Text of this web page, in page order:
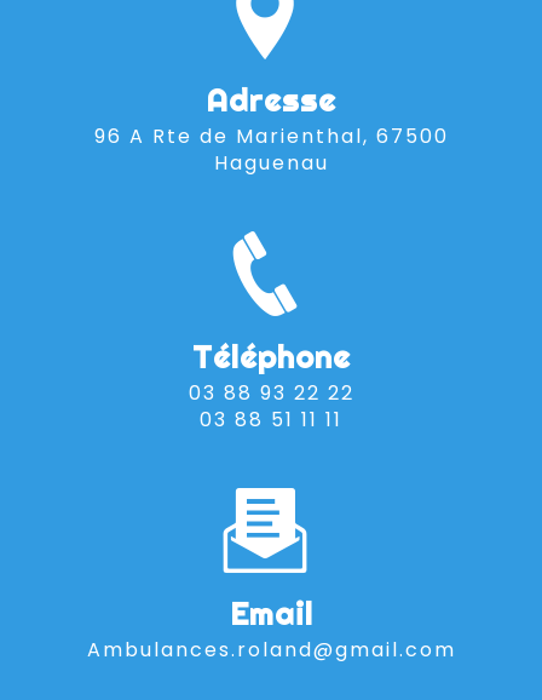
Adresse
96 A Rte de Marienthal, 67500
Haguenau
Téléphone
03 88 93 22 22
03 88 51 11 11
Email
ambulances.roland@gmail.com